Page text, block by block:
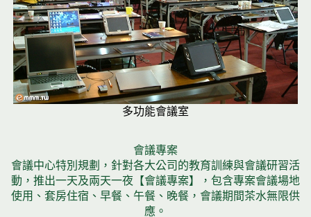
多功能會議室
會議專案
會議中心特別規劃，針對各大公司的教育訓練與會議研習活
動，推出一天及兩天一夜【會議專案】，包含專案會議場地
使用、套房住宿、早餐、午餐、晚餐，會議期間茶水無限供
應。